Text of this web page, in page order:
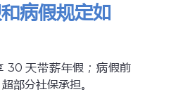
病假规定如
30 天带薪年假；病假前
部分社保承担。